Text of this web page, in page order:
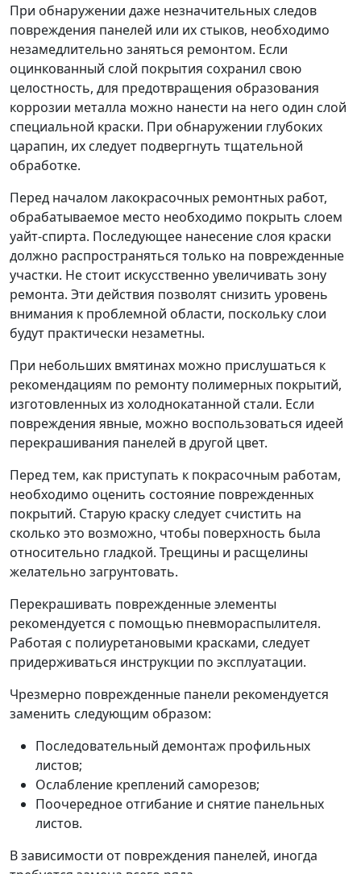
При обнаружении даже незначительных следов
повреждения панелей или их стыков, необходимо
незамедлительно заняться ремонтом. Если
оцинкованный слой покрытия сохранил свою
целостность, для предотвращения образования
коррозии металла можно нанести на него один слой
специальной краски. При обнаружении глубоких
царапин, их следует подвергнуть тщательной
обработке.
Перед началом лакокрасочных ремонтных работ,
обрабатываемое место необходимо покрыть слоем
уайт-спирта. Последующее нанесение слоя краски
должно распространяться только на поврежденные
участки. Не стоит искусственно увеличивать зону
ремонта. Эти действия позволят снизить уровень
внимания к проблемной области, поскольку слои
будут практически незаметны.
При небольших вмятинах можно прислушаться к
рекомендациям по ремонту полимерных покрытий,
изготовленных из холоднокатанной стали. Если
повреждения явные, можно воспользоваться идеей
перекрашивания панелей в другой цвет.
Перед тем, как приступать к покрасочным работам,
необходимо оценить состояние поврежденных
покрытий. Старую краску следует счистить на
сколько это возможно, чтобы поверхность была
относительно гладкой. Трещины и расщелины
желательно загрунтовать.
Перекрашивать поврежденные элементы
рекомендуется с помощью пневмораспылителя.
Работая с полиуретановыми красками, следует
придерживаться инструкции по эксплуатации.
Чрезмерно поврежденные панели рекомендуется
заменить следующим образом:
Последовательный демонтаж профильных
листов;
Ослабление креплений саморезов;
Поочередное отгибание и снятие панельных
листов.
В зависимости от повреждения панелей, иногда